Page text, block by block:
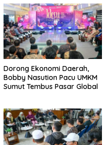
Dorong Ekonomi Daerah,
Bobby Nasution Pacu UMKM
Sumut Tembus Pasar Global